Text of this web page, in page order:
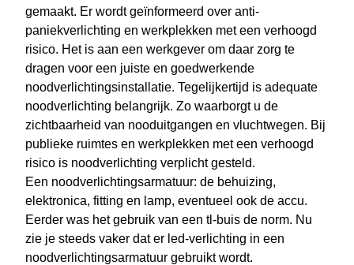
gemaakt. Er wordt geïnformeerd over anti-
paniekverlichting en werkplekken met een verhoogd
risico. Het is aan een werkgever om daar zorg te
dragen voor een juiste en goedwerkende
noodverlichtingsinstallatie. Tegelijkertijd is adequate
noodverlichting belangrijk. Zo waarborgt u de
zichtbaarheid van nooduitgangen en vluchtwegen. Bij
publieke ruimtes en werkplekken met een verhoogd
risico is noodverlichting verplicht gesteld.
Een noodverlichtingsarmatuur: de behuizing,
elektronica, fitting en lamp, eventueel ook de accu.
Eerder was het gebruik van een tl-buis de norm. Nu
zie je steeds vaker dat er led-verlichting in een
noodverlichtingsarmatuur gebruikt wordt.